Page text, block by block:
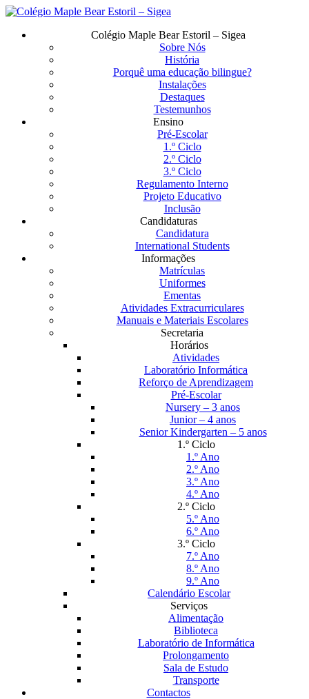
Saltar
Menu
Colégio Maple Bear Estoril – Sigea
Sobre Nós
História
Porquê uma educação bilingue?
Instalações
Destaques
Testemunhos
Ensino
Pré-Escolar
1.º Ciclo
2.º Ciclo
3.º Ciclo
Regulamento Interno
Projeto Educativo
Inclusão
Candidaturas
Candidatura
International Students
Informações
Matrículas
Uniformes
Ementas
Atividades Extracurriculares
Manuais e Materiais Escolares
Secretaria
Horários
Atividades
Laboratório Informática
Reforço de Aprendizagem
Pré-Escolar
Nursery – 3 anos
Junior – 4 anos
Senior Kindergarten – 5 anos
1.º Ciclo
1.º Ano
2.º Ano
3.º Ano
4.º Ano
2.º Ciclo
5.º Ano
6.º Ano
3.º Ciclo
7.º Ano
8.º Ano
9.º Ano
Calendário Escolar
Serviços
Alimentação
Biblioteca
Laboratório de Informática
Prolongamento
Sala de Estudo
Transporte
Contactos